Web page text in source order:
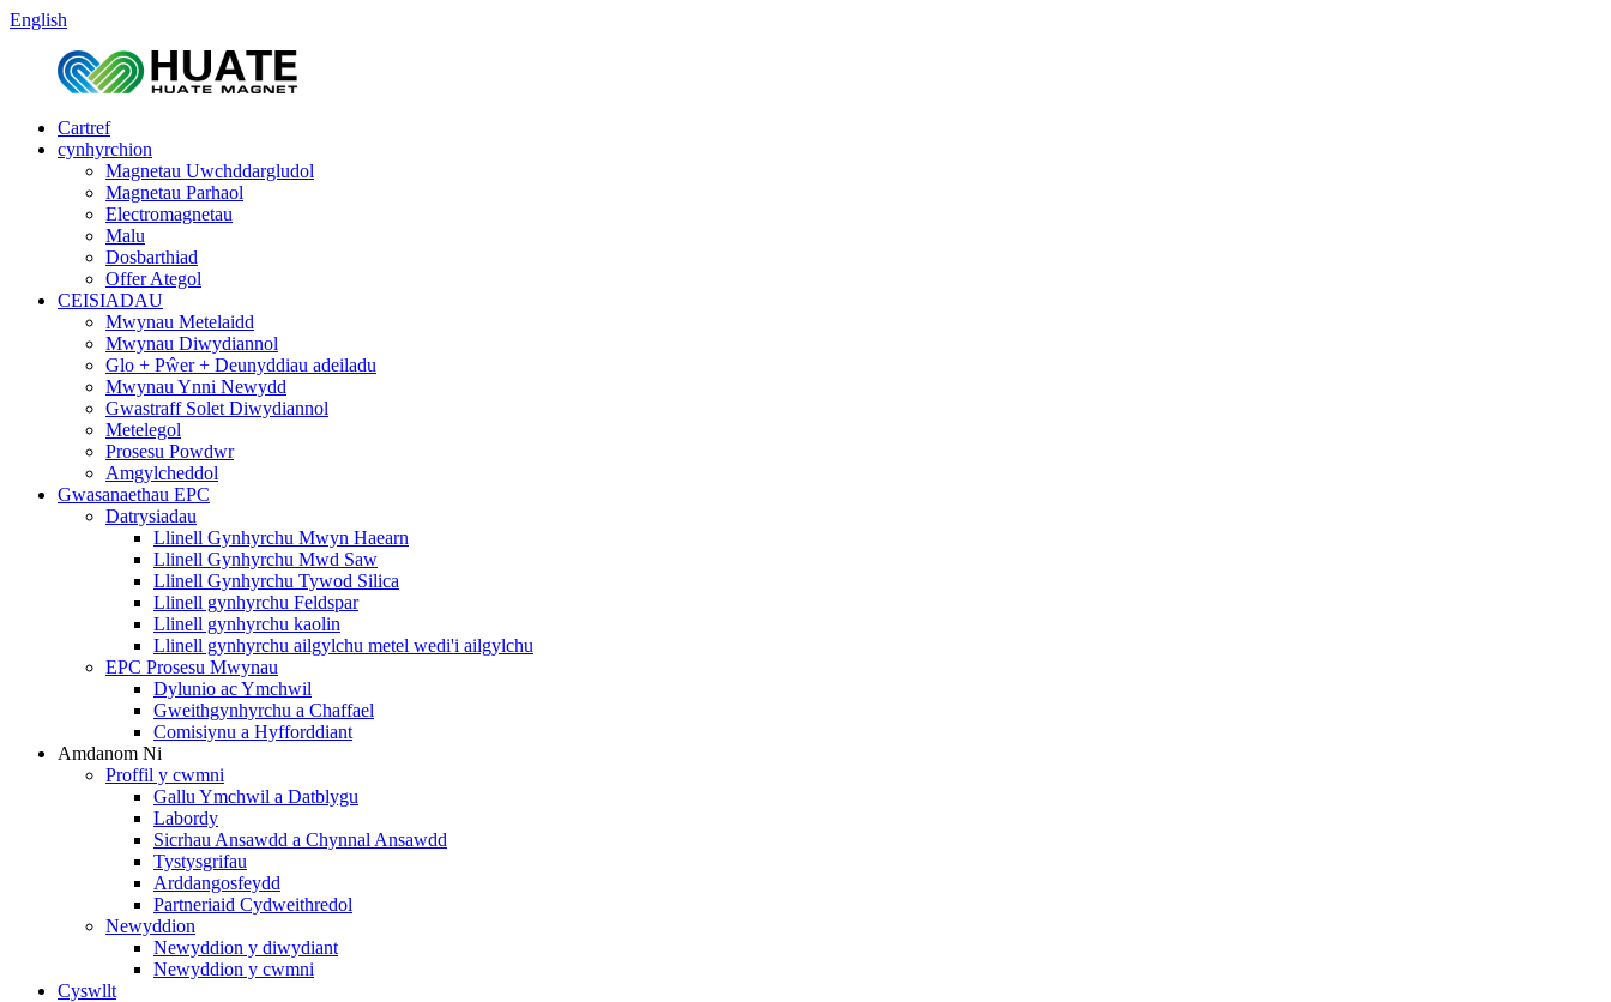
English
Cartref
cynhyrchion
Magnetau Uwchddargludol
Magnetau Parhaol
Electromagnetau
Malu
Dosbarthiad
Offer Ategol
CEISIADAU
Mwynau Metelaidd
Mwynau Diwydiannol
Glo + Pŵer + Deunyddiau adeiladu
Mwynau Ynni Newydd
Gwastraff Solet Diwydiannol
Metelegol
Prosesu Powdwr
Amgylcheddol
Gwasanaethau EPC
Datrysiadau
Llinell Gynhyrchu Mwyn Haearn
Llinell Gynhyrchu Mwd Saw
Llinell Gynhyrchu Tywod Silica
Llinell gynhyrchu Feldspar
Llinell gynhyrchu kaolin
Llinell gynhyrchu ailgylchu metel wedi'i ailgylchu
EPC Prosesu Mwynau
Dylunio ac Ymchwil
Gweithgynhyrchu a Chaffael
Comisiynu a Hyfforddiant
Amdanom Ni
Proffil y cwmni
Gallu Ymchwil a Datblygu
Labordy
Sicrhau Ansawdd a Chynnal Ansawdd
Tystysgrifau
Arddangosfeydd
Partneriaid Cydweithredol
Newyddion
Newyddion y diwydiant
Newyddion y cwmni
Cyswllt